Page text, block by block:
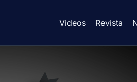
Videos Revista